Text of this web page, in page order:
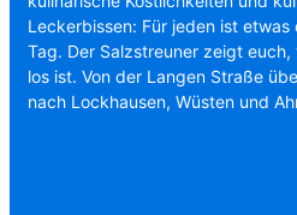
Leckerbissen: Für jeden ist etwas
Tag. Der Salzstreuner zeigt
los ist. Von der Langen Straße
nach Lockhausen, Wüsten und